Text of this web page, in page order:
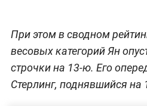
При этом в сводном
весовых категорий Ян
строчки на 13-ю. Его
Стерлинг, поднявшийся